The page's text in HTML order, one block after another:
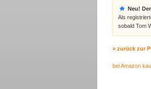
Neu!
Als
sobald Tom
» zurück zur
bei Amazon